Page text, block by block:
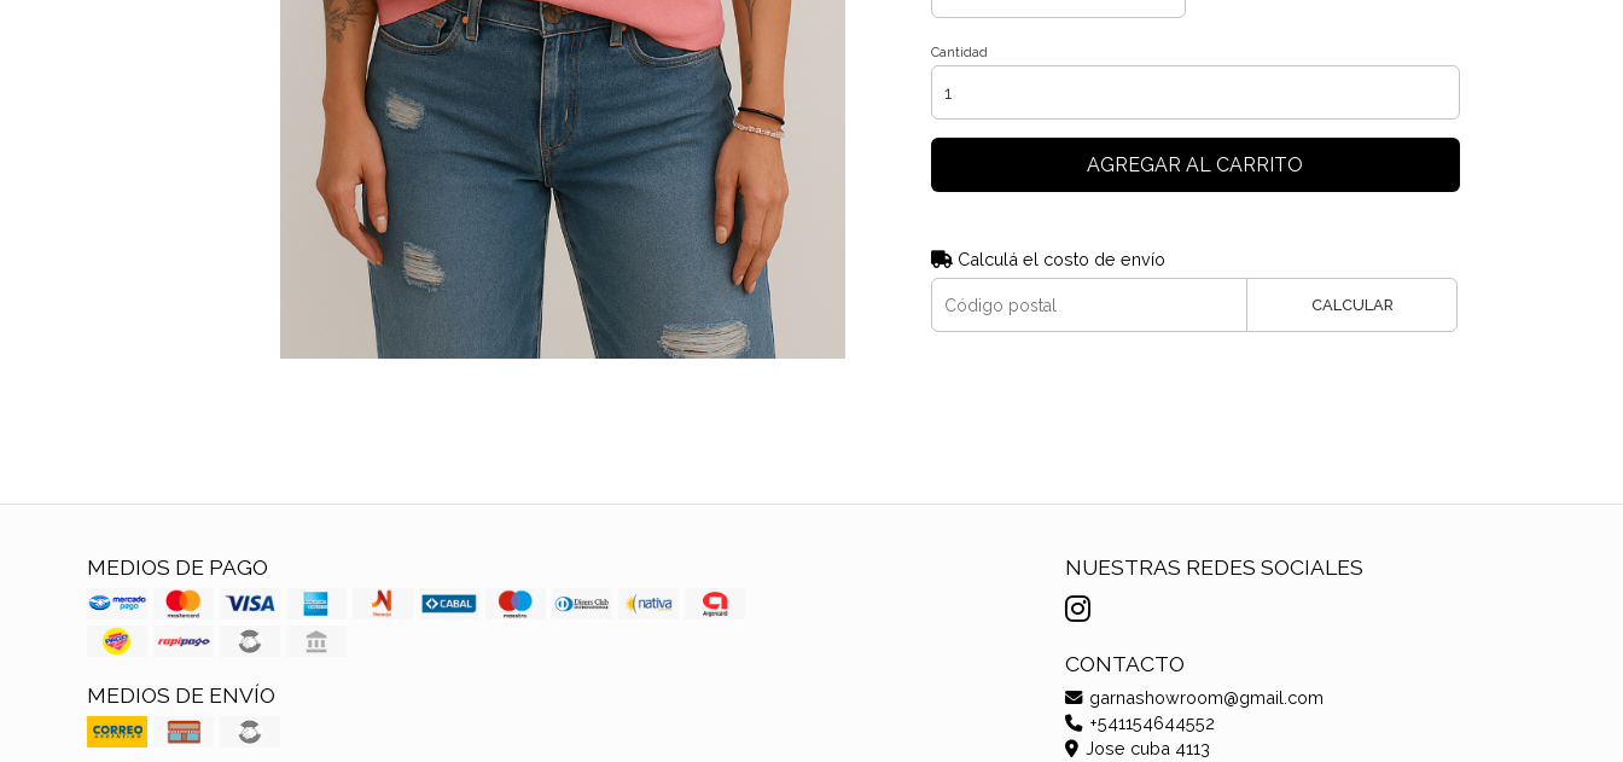
Cantidad
AGREGAR AL CARRITO
Calculá el costo de envío
CALCULAR
MEDIOS DE PAGO
MEDIOS DE ENVÍO
NUESTRAS REDES SOCIALES
CONTACTO
garnashowroom@gmail.com
+541154644552
Jose cuba 4113